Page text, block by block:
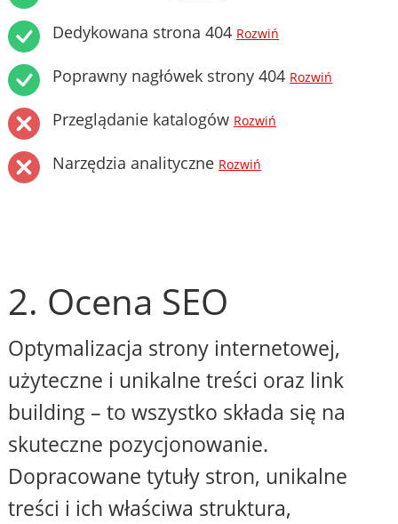
Dedykowana strona 404 Rozwiń
Poprawny nagłówek strony 404 Rozwiń
Przeglądanie katalogów Rozwiń
Narzędzia analityczne Rozwiń
2. Ocena SEO
Optymalizacja strony internetowej,
użyteczne i unikalne treści oraz link
building – to wszystko składa się na
skuteczne pozycjonowanie.
Dopracowane tytuły stron, unikalne
treści i ich właściwa struktura,